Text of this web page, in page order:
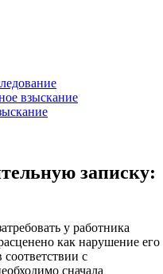
взыскание
записку:
у работника
как нарушение его
с
сначала